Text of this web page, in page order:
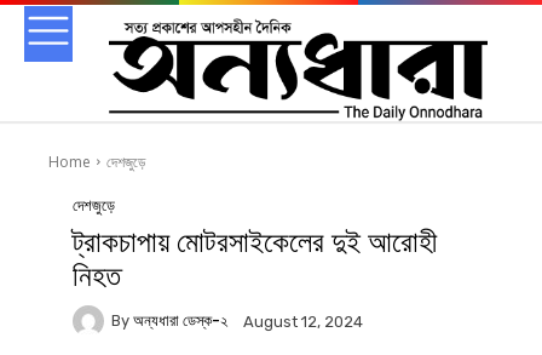
Home দেশজুড়ে
দেশজুড়ে
ট্রাকচাপায় মোটরসাইকেলের দুই আরোহী
নিহত
By অন্যধারা ডেস্ক-২ August 12, 2024